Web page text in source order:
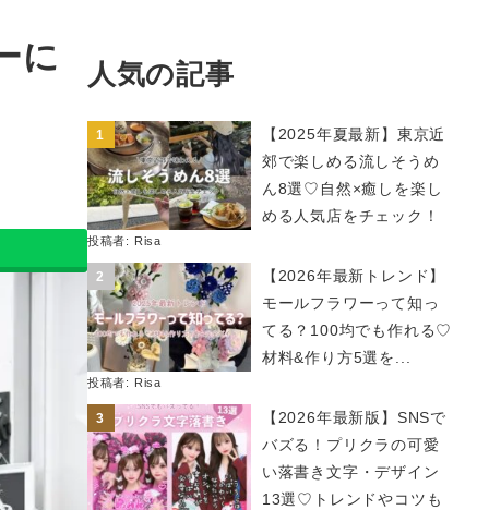
に
人気の記事
【2025年夏最新】東京近
郊で楽しめる流しそうめ
ん8選♡自然×癒しを楽し
める人気店をチェック！
投稿者: Risa
【2026年最新トレンド】
モールフラワーって知っ
てる？100均でも作れる♡
材料&作り方5選を...
投稿者: Risa
【2026年最新版】SNSで
バズる！プリクラの可愛
い落書き文字・デザイン
13選♡トレンドやコツも